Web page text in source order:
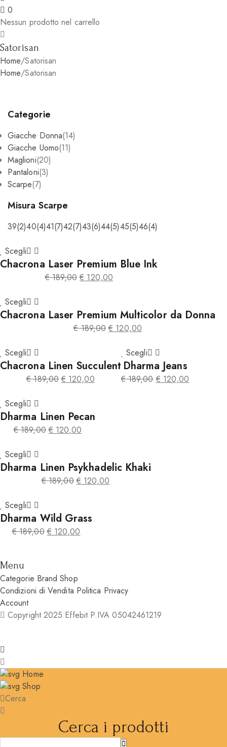
0
Nessun prodotto nel carrello
Satorisan
Home/Satorisan
Home/Satorisan
Categorie
Giacche Donna(14)
Giacche Uomo(11)
Maglioni(20)
Pantaloni(3)
Scarpe(7)
Misura Scarpe
39(2)40(4)41(7)42(7)43(6)44(5)45(5)46(4)
Scegli
Chacrona Laser Premium Blue Ink
€189,00
originale
€ 120,00
attuale
Scegli
Chacrona Laser Premium Multicolor da Donna
€189,00
originale
era:
€ 120,00
attuale
è:
Scegli
Chacrona Linen Succulent
€189,00
prezzo
originale
era:
€ 120,00
prezzo
attuale
è:
Scegli
Dharma Jeans
€189,00 € 120,00
Scegli
Dharma Linen Pecan
€189,00
prezzo
originale
€ 120,00
prezzo
attuale
Scegli
Dharma Linen Psykhadelic Khaki
€189,00
originale
era:
€ 120,00
attuale
è:
Scegli
Dharma Wild Grass
€189,00
originale
era:
€ 189,00.
€ 120,00
attuale
è:
€ 120,00.
Menu
Categorie Brand Shop
Condizioni di Vendita Politica Privacy
Account
Copyright 2025 Effebit P.IVA 05042461219
Home
Shop
Cerca
Cerca i prodotti